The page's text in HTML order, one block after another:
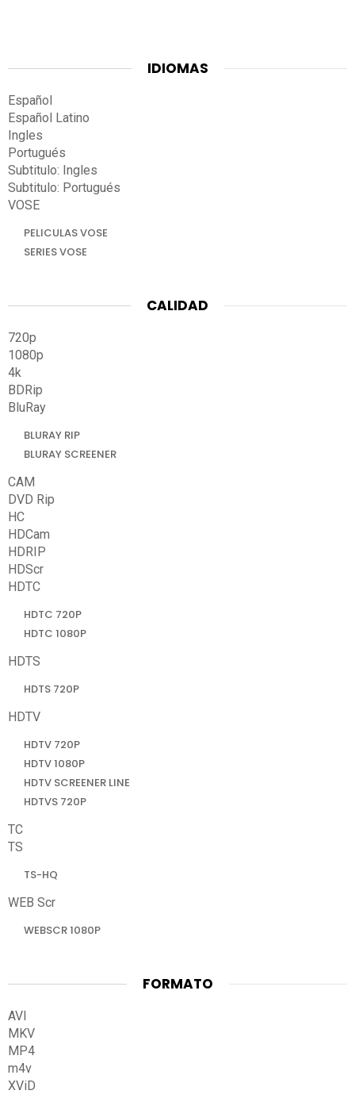
IDIOMAS
Español
Español Latino
Ingles
Portugués
Subtitulo: Ingles
Subtitulo: Portugués
VOSE
PELICULAS VOSE
SERIES VOSE
CALIDAD
720p
1080p
4k
BDRip
BluRay
BLURAY RIP
BLURAY SCREENER
CAM
DVD Rip
HC
HDCam
HDRIP
HDScr
HDTC
HDTC 720P
HDTC 1080P
HDTS
HDTS 720P
HDTV
HDTV 720P
HDTV 1080P
HDTV SCREENER LINE
HDTVS 720P
TC
TS
TS-HQ
WEB Scr
WEBSCR 1080P
FORMATO
AVI
MKV
MP4
m4v
XViD